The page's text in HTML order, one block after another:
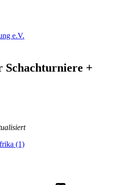
Schachturniere +
(1)